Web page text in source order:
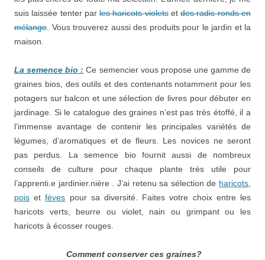
suis laissée tenter parles haricots violetsetdes radis ronds en
mélange . Vous trouverez aussi des produits pour le jardin et la
maison.
La semence bio : Ce semencier vous propose une gamme de
graines bios, des outils et des contenants notamment pour les
potagers sur balcon et une sélection de livres pour débuter en
jardinage. Si le catalogue des graines n’est pas très étoffé, il a
l’immense avantage de contenir les principales variétés de
légumes, d’aromatiques et de fleurs. Les novices ne seront
pas perdus. La semence bio fournit aussi de nombreux
conseils de culture pour chaque plante très utile pour
l’apprenti.e jardinier.nière . J’ai retenu sa sélection de haricots
pois etfèves pour sa diversité. Faites votre choix entre les
haricots verts, beurre ou violet, nain ou grimpant ou les
haricots à écosser rouges.
Comment conserver ces graines?